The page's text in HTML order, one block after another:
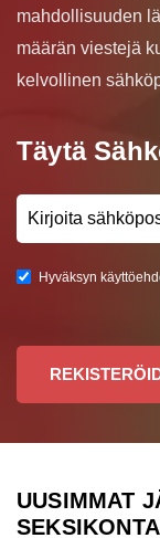
mahdollisuuden
määrän viestejä
kelvollinen
Täytä
Hyväksyn
UUSIMMAT